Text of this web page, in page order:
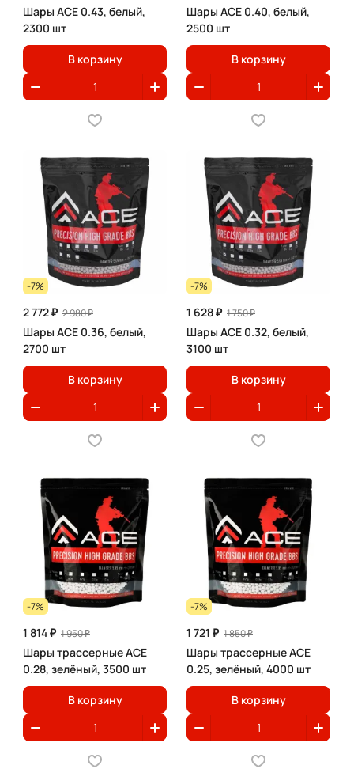
Шары ACE 0.43, белый,
2300 шт
В корзину
Шары ACE 0.40, белый,
2500 шт
В корзину
-7%
2 772 ₽ 2 980 ₽
Шары ACE 0.36, белый,
2700 шт
В корзину
-7%
1 628 ₽ 1 750 ₽
Шары ACE 0.32, белый,
3100 шт
В корзину
-7%
1 814 ₽ 1 950 ₽
Шары трассерные ACE
0.28, зелёный, 3500 шт
В корзину
-7%
1 721 ₽ 1 850 ₽
Шары трассерные ACE
0.25, зелёный, 4000 шт
В корзину